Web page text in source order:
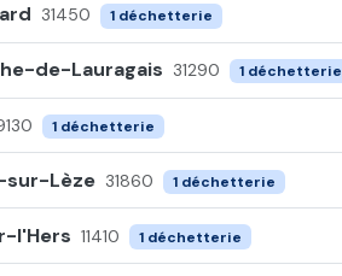
31450 1 déchetterie
de-Lauragais 31290 1 déchetterie
1 déchetterie
sur-Lèze 31860 1 déchetterie
l'Hers 11410 1 déchetterie